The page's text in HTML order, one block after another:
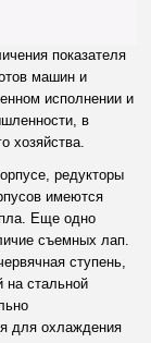
показателя
машин и
исполнении и
в
хозяйства.
редукторы
имеются
Еще одно
съемных лап.
ступень,
на стальной
для охлаждения